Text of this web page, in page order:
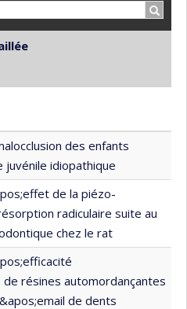
croissant
en ordre croissant
des enfants
juvénile idiopathique
de la piézo-
radiculaire suite au
chez le rat
de résines automordançantes
de dents